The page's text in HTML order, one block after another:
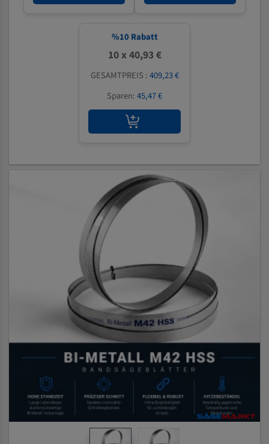
%10 Rabatt
10 x 40,93 €
GESAMTPREIS :409,23 €
Sparen:45,47 €